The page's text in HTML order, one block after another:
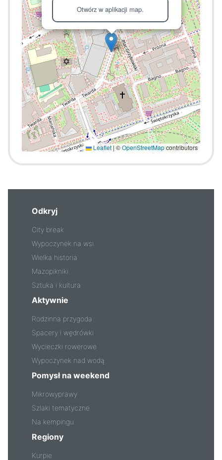
Otwórz w aplikacji map.
Leaflet | ©OpenStreetMapcontributors
Odkryj
City break
Wypoczynek na wsi
Wielka historia
Mazopikniki
Sztuka i kultura
Aktywnie
Rodzinna przygoda
Spacery i wędrówki
Wycieczki rowerowe
Wypoczynek nad wodą
Pomysł na weekend
Mikrowyprawy
Szlaki tematyczne
Na kempingu
Regiony
Kurpie